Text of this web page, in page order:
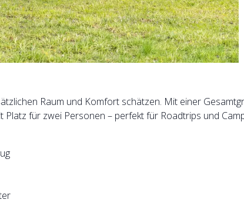
Raum und Komfort schätzen. Mit einer
für zwei Personen – perfekt für Roadtrips und